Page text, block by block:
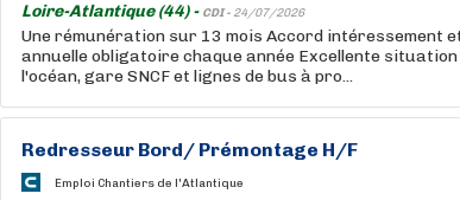
Loire-Atlantique (44) - CDI - 24/07/2026
Une rémunération sur 13 mois Accord intéressement
annuelle obligatoire chaque année Excellente
l'océan, gare SNCF et lignes de bus à pro...
Redresseur Bord/ Prémontage H/F
Emploi Chantiers de l'Atlantique